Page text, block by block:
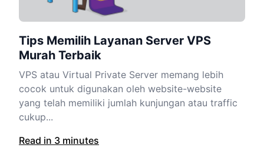
Tips Memilih Layanan Server VPS
Murah Terbaik
VPS atau Virtual Private Server memang lebih
cocok untuk digunakan oleh website-website
yang telah memiliki jumlah kunjungan atau traffic
cukup...
Read in 3 minutes